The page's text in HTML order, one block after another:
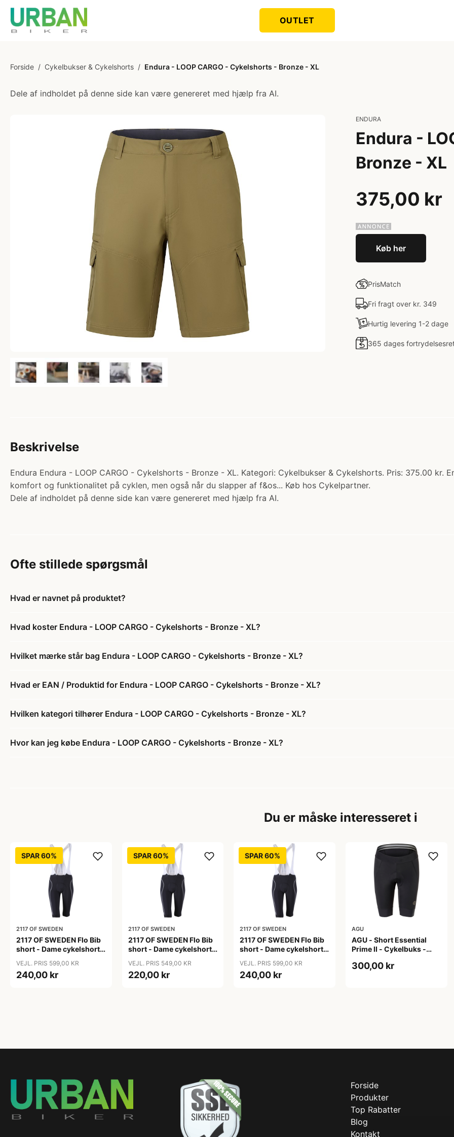
OUTLET
Forside / Cykelbukser & Cykelshorts / Endura - LOOP CARGO - Cykelshorts - Bronze - XL
Dele af indholdet på denne side kan være genereret med hjælp fra AI.
ENDURA
Endura -
Bronze - XL
375,00 kr
Køb her
PrisMatch
Fri fragt over kr. 349
Hurtig levering 1-2 dage
365 dages
Beskrivelse
Endura Endura - LOOP CARGO - Cykelshorts - Bronze - XL. Kategori: Cykelbukser & Cykelshorts. Pris: 375.00
komfort og funktionalitet på cyklen, men også når du slapper af f&os... Køb hos Cykelpartner.
Dele af indholdet på denne side kan være genereret med hjælp fra AI.
Ofte stillede spørgsmål
Hvad er navnet på produktet?
Hvad koster Endura - LOOP CARGO - Cykelshorts - Bronze - XL?
Hvilket mærke står bag Endura - LOOP CARGO - Cykelshorts - Bronze - XL?
Hvad er EAN / Produktid for Endura - LOOP CARGO - Cykelshorts - Bronze - XL?
Hvilken kategori tilhører Endura - LOOP CARGO - Cykelshorts - Bronze - XL?
Hvor kan jeg købe Endura - LOOP CARGO - Cykelshorts - Bronze - XL?
Du er måske interesseret i
SPAR 60%
2117 OF SWEDEN
2117 OF SWEDEN Flo Bib
short - Dame cykelshorts
VEJL. PRIS 599,00 KR
240,00 kr
SPAR 60%
2117 OF SWEDEN
2117 OF SWEDEN Flo Bib
short - Dame cykelshorts
VEJL. PRIS 549,00 KR
220,00 kr
SPAR 60%
2117 OF SWEDEN
2117 OF SWEDEN Flo Bib
short - Dame cykelshorts
VEJL. PRIS 599,00 KR
240,00 kr
AGU
AGU - Short Essential
Prime II - Cykelbuks -
300,00 kr
Forside
Produkter
Top Rabatter
Blog
Kontakt